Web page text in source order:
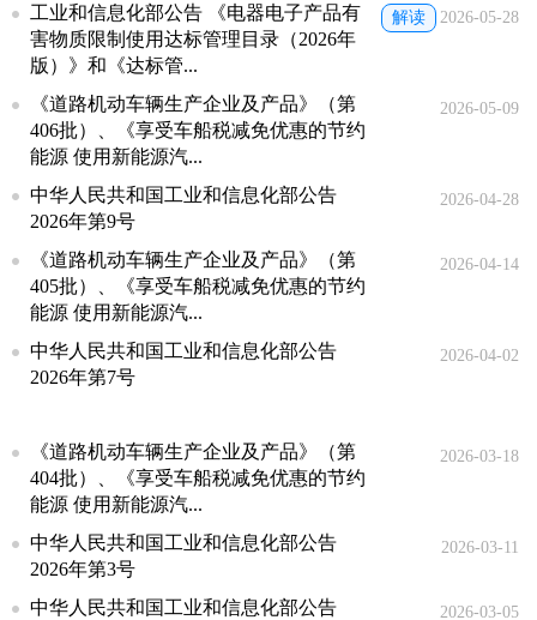
工业和信息化部公告 《电器电子产品有
害物质限制使用达标管理目录（2026年
版）》和《达标管...
解读 2026-05-28
《道路机动车辆生产企业及产品》（第
406批）、《享受车船税减免优惠的节约
能源 使用新能源汽...
2026-05-09
中华人民共和国工业和信息化部公告
2026年第9号
2026-04-28
《道路机动车辆生产企业及产品》（第
405批）、《享受车船税减免优惠的节约
能源 使用新能源汽...
2026-04-14
中华人民共和国工业和信息化部公告
2026年第7号
2026-04-02
《道路机动车辆生产企业及产品》（第
404批）、《享受车船税减免优惠的节约
能源 使用新能源汽...
2026-03-18
中华人民共和国工业和信息化部公告
2026年第3号
2026-03-11
中华人民共和国工业和信息化部公告
2026-03-05